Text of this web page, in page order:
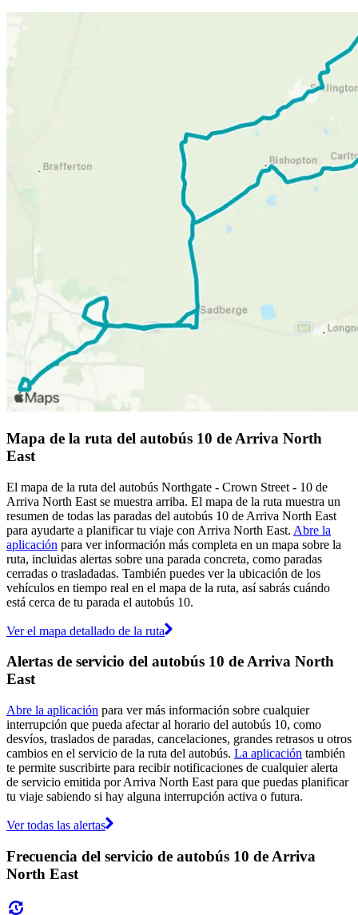
Mapa de la ruta del autobús 10 de Arriva North
East
El mapa de la ruta del autobús Northgate - Crown Street - 10 de
Arriva North East se muestra arriba. El mapa de la ruta muestra un
resumen de todas las paradas del autobús 10 de Arriva North East
para ayudarte a planificar tu viaje con Arriva North East. Abre la
aplicación para ver información más completa en un mapa sobre la
ruta, incluidas alertas sobre una parada concreta, como paradas
cerradas o trasladadas. También puedes ver la ubicación de los
vehículos en tiempo real en el mapa de la ruta, así sabrás cuándo
está cerca de tu parada el autobús 10.
Ver el mapa detallado de la ruta
Alertas de servicio del autobús 10 de Arriva North
East
Abre la aplicación para ver más información sobre cualquier
interrupción que pueda afectar al horario del autobús 10, como
desvíos, traslados de paradas, cancelaciones, grandes retrasos u otros
cambios en el servicio de la ruta del autobús. La aplicación también
te permite suscribirte para recibir notificaciones de cualquier alerta
de servicio emitida por Arriva North East para que puedas planificar
tu viaje sabiendo si hay alguna interrupción activa o futura.
Ver todas las alertas
Frecuencia del servicio de autobús 10 de Arriva
North East